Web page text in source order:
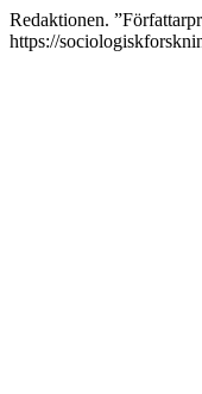
Redaktionen.
https://